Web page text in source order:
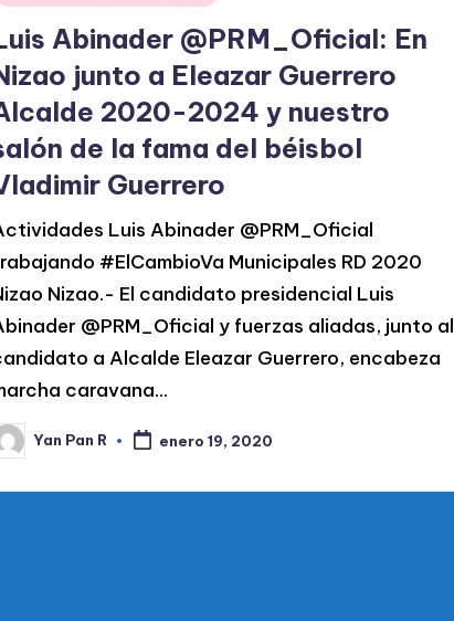
Abinader @PRM_Oficial: En
junto a Eleazar Guerrero
2020-2024 y nuestro
de la fama del béisbol
Guerrero
Luis Abinader @PRM_Oficial
#ElCambioVa Municipales RD 2020
Nizao.- El candidato presidencial Luis
@PRM_Oficial y fuerzas aliadas, junto al
a Alcalde Eleazar Guerrero, encabeza
caravana…
Yan Pan R enero 19, 2020